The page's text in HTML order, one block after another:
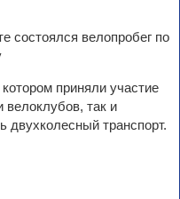
приняли участие
велоклубов, так и
двухколесный транспорт.